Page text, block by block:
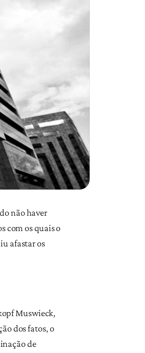
não haver
com os quais o
afastar os
Muswieck,
dos fatos, o
de